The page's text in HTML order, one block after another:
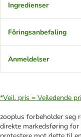
Ingredienser
Fôringsanbefaling
Anmeldelser
*Veil. pris = Veiledende
zooplus forbeholder seg
direkte markedsføring